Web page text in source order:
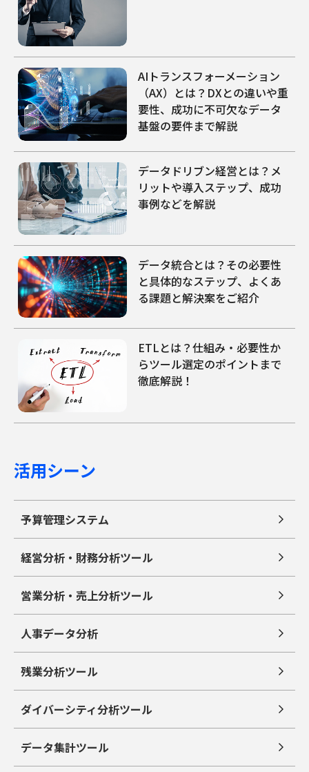
AIトランスフォーメーション
（AX）とは？DXとの違いや重
要性、成功に不可欠なデータ
基盤の要件まで解説
データドリブン経営とは？メ
リットや導入ステップ、成功
事例などを解説
データ統合とは？その必要性
と具体的なステップ、よくあ
る課題と解決案をご紹介
ETLとは？仕組み・必要性か
らツール選定のポイントまで
徹底解説！
活用シーン
予算管理システム
経営分析・財務分析ツール
営業分析・売上分析ツール
人事データ分析
残業分析ツール
ダイバーシティ分析ツール
データ集計ツール